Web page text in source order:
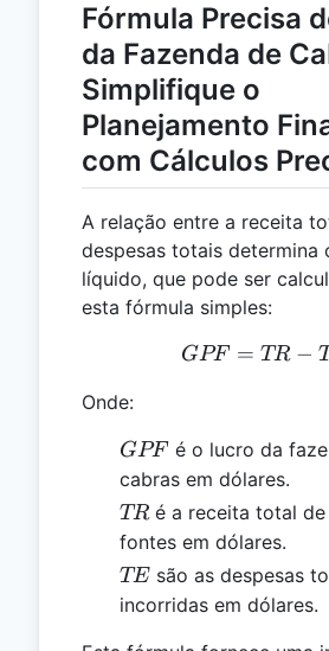
Fórmula Precisa
da Fazenda de
Simplifique o
Planejamento
com Cálculos
A relação entre a receita
despesas totais determina
líquido, que pode ser
esta fórmula simples:
GPF
GPF = TR −
Onde:
GPF
GPF é o lucro da
cabras em dólares.
TR
TRé a receita total de
fontes em dólares.
TE
TE são as despesas
incorridas em dólares.